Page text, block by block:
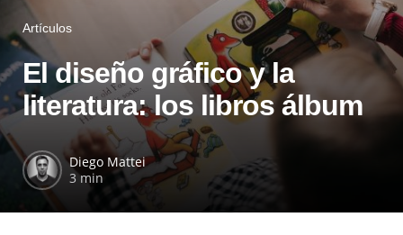
Artículos
El diseño gráfico y la
literatura: los libros álbum
Diego Mattei
3 min